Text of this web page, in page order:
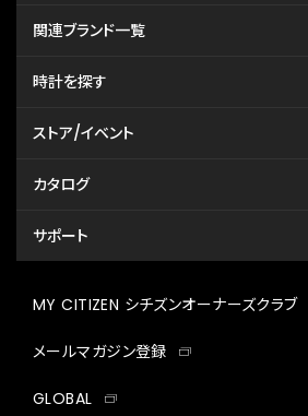
関連ブランド一覧
時計を探す
ストア/イベント
カタログ
サポート
MY CITIZEN シチズンオーナーズクラブ
メールマガジン登録
GLOBAL